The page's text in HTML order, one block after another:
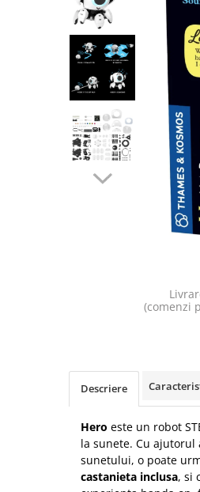
Jocuri pentru o persoana
Jocuri pentru 2 persoane
Game cunoscute
Carcassonne
Vezi toate produsele STEM
(comenzi
Descriere
Hero este un robot
la sunete. Cu ajutorul
sunetului, o poate
castanieta inclusa, si